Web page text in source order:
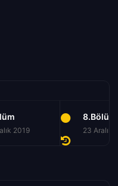
2019
8.Bölüm
23 Aralık